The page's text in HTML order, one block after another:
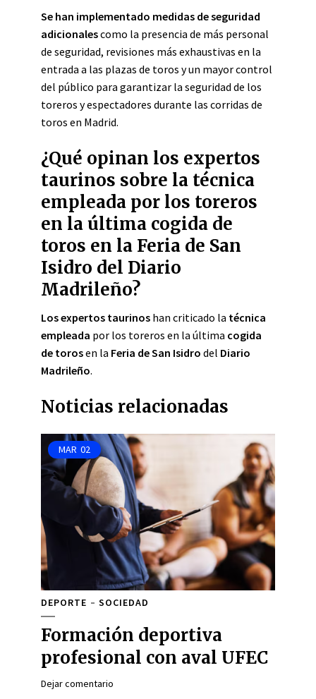
Se han implementado medidas de seguridad
adicionalescomo la presencia de más personal
de seguridad, revisiones más exhaustivas en la
entrada a las plazas de toros y un mayor control
del público para garantizar la seguridad de los
toreros y espectadores durante las corridas de
toros en Madrid.
¿Qué opinan los expertos
taurinos sobre la técnica
empleada por los toreros
en la última cogida de
toros en la Feria de San
Isidro del Diario
Madrileño?
Los expertos taurinos han criticado la técnica
empleada por los toreros en la última cogida
de torosen la Feria de San Isidro del Diario
Madrileño.
Noticias relacionadas
MAR 02
DEPORTE SOCIEDAD
Formación deportiva
profesional con aval UFEC
Dejar comentario